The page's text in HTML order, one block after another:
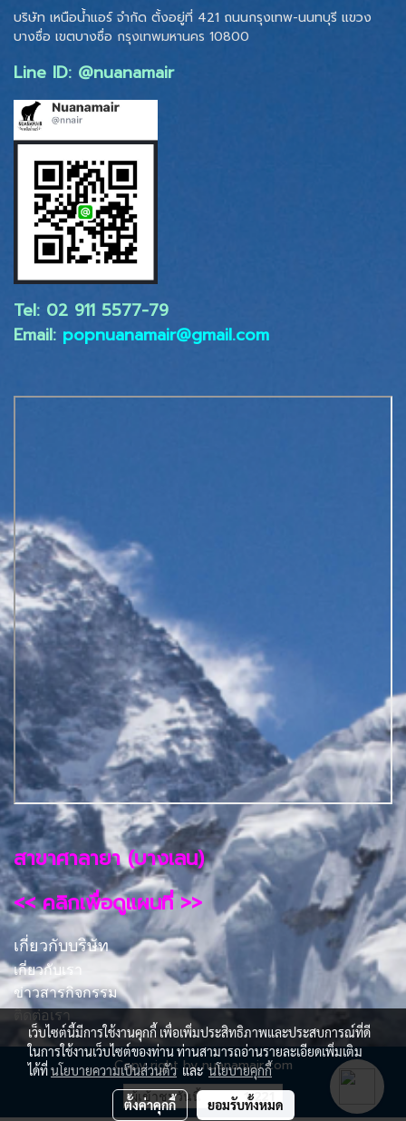
บริษัท เหนือน้ำแอร์ จำกัด ตั้งอยู่ที่ 421 ถนนกรุงเทพ-นนทบุรี แขวง
บางซื่อ เขตบางซื่อ กรุงเทพมหานคร 10800
Line ID: @nuanamair
Tel: 02 ​911 5577-79
Email: popnuanamair@gmail.com
สาขาศาลายา (บางเลน)
<< คลิกเพื่อดูแผนที่ >>
เกี่ยวกับบริษัท
เกี่ยวกับเรา
ข่าวสารกิจกรรม
ติดต่อเรา
Copy right by nuanamair.com
ผู้เข้าชมวันนี้ 1,221
เว็บไซต์นี้มีการใช้งานคุกกี้ เพื่อเพิ่มประสิทธิภาพและประสบการณ์ที่ดี
ในการใช้งานเว็บไซต์ของท่าน ท่านสามารถอ่านรายละเอียดเพิ่มเติม
ได้ที่นโยบายความเป็นส่วนตัวและนโยบายคุกกี้
ตั้งค่าคุกกี้ ยอมรับทั้งหมด